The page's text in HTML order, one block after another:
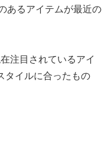
あるアイテムが最近の
注目されているアイ
タイルに合ったもの